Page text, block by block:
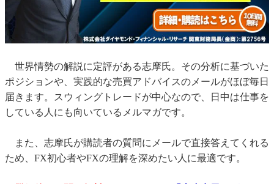
世界情勢の解説に定評がある志摩氏。その分析に基づいた
ポジションや、実践的な売買アドバイスのメールがほぼ毎日
届きます。スウィングトレードが中心なので、日中は仕事を
している人にも向いているメルマガです。
また、志摩氏が購読者の質問にメールで直接答えてくれる
ため、FX初心者やFXの理解を深めたい人に最適です。